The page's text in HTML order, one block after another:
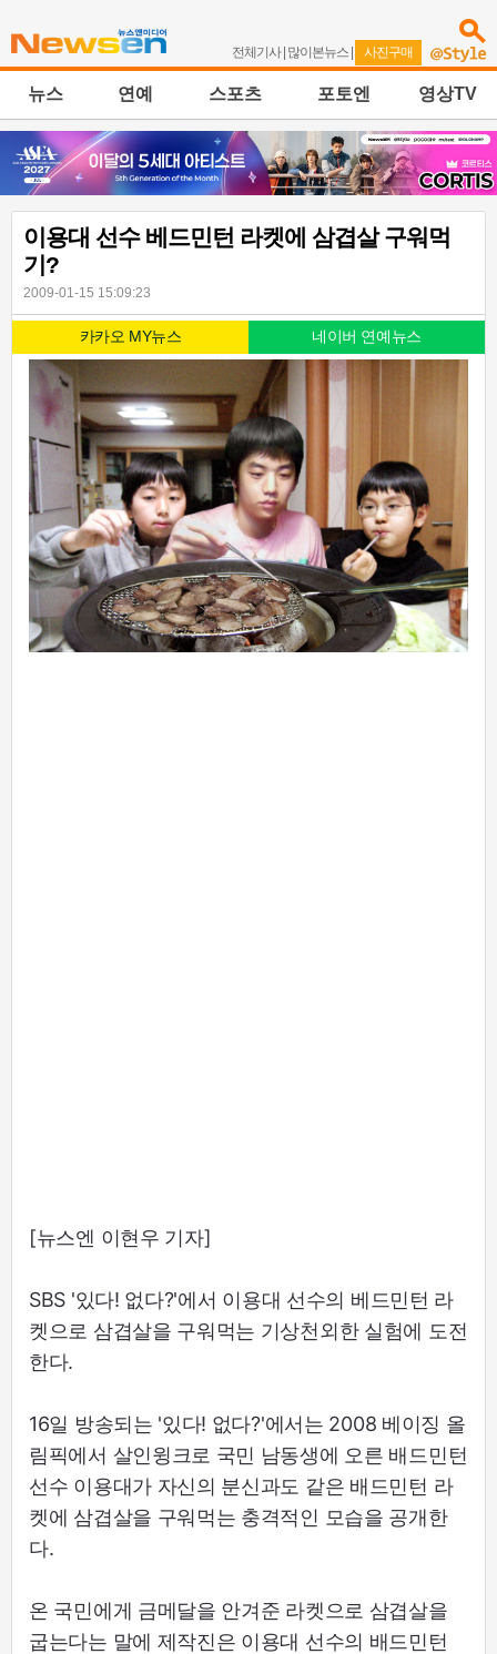
전체기사| 많이본뉴스 | 사진구매
뉴스 연예 스포츠 포토엔 영상TV
이용대 선수 베드민턴 라켓에 삼겹살 구워먹
기?
2009-01-15 15:09:23
카카오 MY뉴스 네이버 연예뉴스
[뉴스엔 이현우 기자]
SBS '있다! 없다?'에서 이용대 선수의 베드민턴 라
켓으로 삼겹살을 구워먹는 기상천외한 실험에 도전
한다.
16일 방송되는 '있다! 없다?'에서는 2008 베이징 올
림픽에서 살인윙크로 국민 남동생에 오른 배드민턴
선수 이용대가 자신의 분신과도 같은 배드민턴 라
켓에 삼겹살을 구워먹는 충격적인 모습을 공개한
다.
온 국민에게 금메달을 안겨준 라켓으로 삼겹살을
굽는다는 말에 제작진은 이용대 선수의 배드민턴